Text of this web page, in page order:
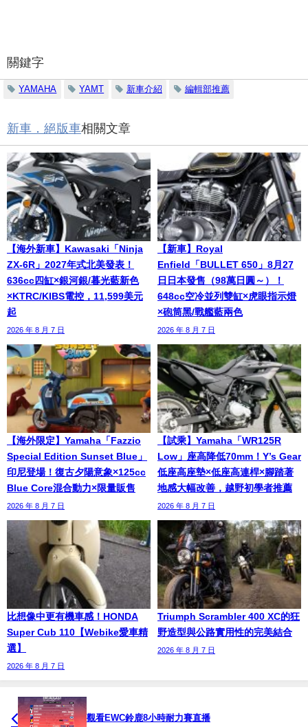
關鍵字
YAMAHA YAMT 新車介紹 編輯部推薦
新車．絕版車相關文章
【海外新車】Kawasaki「Ninja
ZX-6R」2027年式北美發表！
636cc四缸×銀河銀/暮光藍新色
×KTRC/KIBS電控，11,599美元
起
2026 年 8 月 7 日
【新車】Royal
Enfield「BULLET 650」8月27
日日本發售（98萬日圓～）！
648cc空冷並列雙缸×虎眼指示燈
×砲筒黑/戰艦藍兩色
2026 年 8 月 7 日
【海外限定】Yamaha「Fazzio
Special Edition Sunset Blue」
印尼登場！復古夕陽意象×125cc
Blue Core混合動力×限量販售
2026 年 8 月 7 日
【試乘】Yamaha「WR125R
Low」座高降低70mm！Y’s Gear
低座高座墊×低座高連桿×腳踏著
地感大幅改善，越野初學者推薦
2026 年 8 月 7 日
比想像中更有機車感！HONDA
Super Cub 110【Webike愛車精
選】
2026 年 8 月 7 日
Triumph Scrambler 400 XC的狂
野造型與公路實用性的完美結合
2026 年 8 月 7 日
觀看EWC鈴鹿8小時耐力賽直播